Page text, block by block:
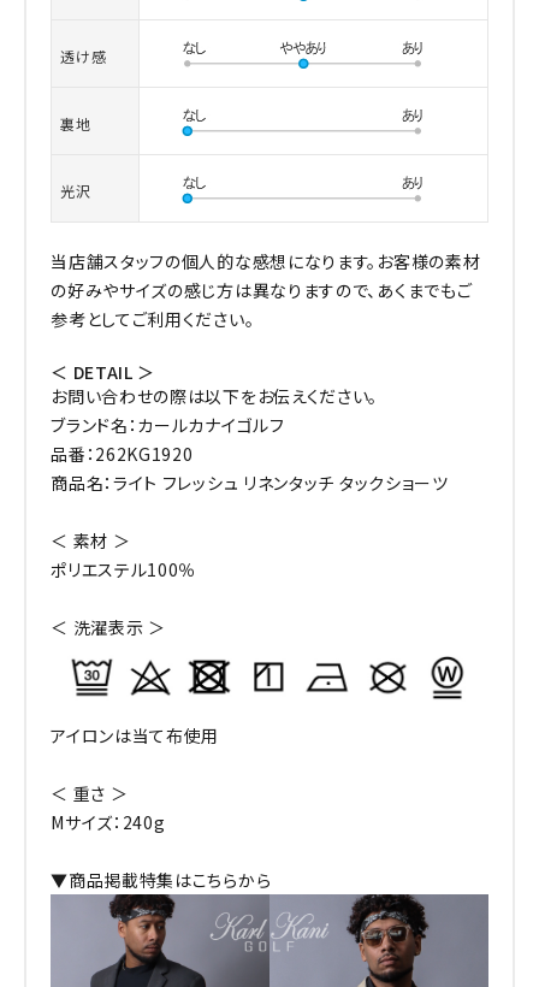
透け感
裏地
光沢
当店舗スタッフの個人的な感想になります。お客様の素材
の好みやサイズの感じ方は異なりますので、あくまでもご
参考としてご利用ください。
＜ DETAIL ＞
お問い合わせの際は以下をお伝えください。
ブランド名：カールカナイゴルフ
品番：262KG1920
商品名：ライト フレッシュ リネンタッチ タックショーツ
＜ 素材 ＞
ポリエステル100％
＜ 洗濯表示 ＞
アイロンは当て布使用
＜ 重さ ＞
Mサイズ：240g
▼商品掲載特集はこちらから